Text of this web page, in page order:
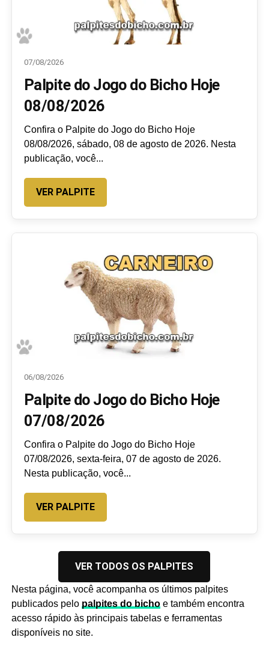
07/08/2026
Palpite do Jogo do Bicho Hoje
08/08/2026
Confira o Palpite do Jogo do Bicho Hoje
08/08/2026, sábado, 08 de agosto de 2026. Nesta
publicação, você...
VER PALPITE
06/08/2026
Palpite do Jogo do Bicho Hoje
07/08/2026
Confira o Palpite do Jogo do Bicho Hoje
07/08/2026, sexta-feira, 07 de agosto de 2026.
Nesta publicação, você...
VER PALPITE
VER TODOS OS PALPITES
Nesta página, você acompanha os últimos palpites
publicados pelo palpites do bichoe também encontra
acesso rápido às principais tabelas e ferramentas
disponíveis no site.